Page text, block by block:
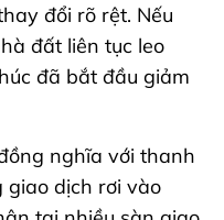
đổi rõ rệt. Nếu
đất liên tục leo
đã bắt đầu giảm
nghĩa với thanh
giao dịch rơi vào